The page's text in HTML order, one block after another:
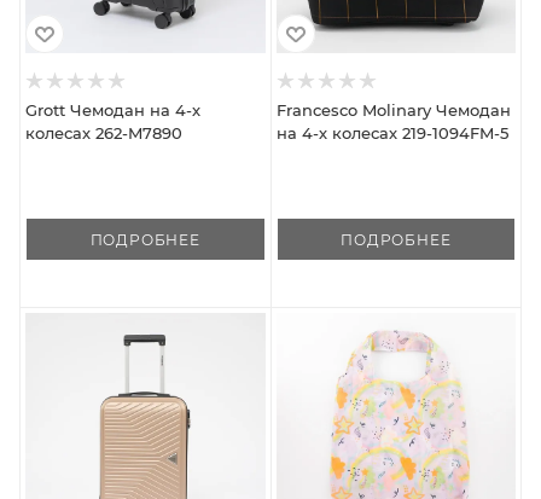
Grott Чемодан на 4-х
колесах 262-M7890
ПОДРОБНЕЕ
Francesco Molinary Чемодан
на 4-х колесах 219-1094FM-5
ПОДРОБНЕЕ